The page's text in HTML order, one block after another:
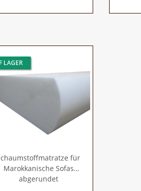
LAGER
für
Marokkanische Sofas
abgerundet